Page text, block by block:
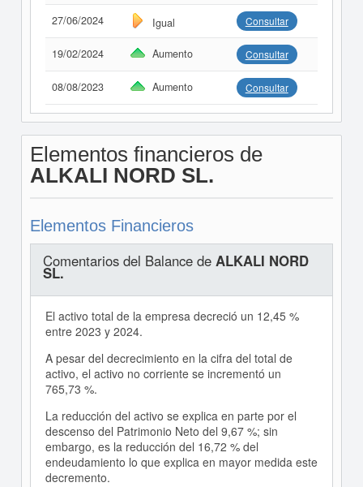
27/06/2024 Igual Consultar
19/02/2024 Aumento Consultar
08/08/2023 Aumento Consultar
Elementos financieros de
ALKALI NORD SL.
Elementos Financieros
Comentarios del Balance de ALKALI NORD
SL.
El activo total de la empresa decreció un 12,45 %
entre 2023 y 2024.
A pesar del decrecimiento en la cifra del total de
activo, el activo no corriente se incrementó un
765,73 %.
La reducción del activo se explica en parte por el
descenso del Patrimonio Neto del 9,67 %; sin
embargo, es la reducción del 16,72 % del
endeudamiento lo que explica en mayor medida este
decremento.